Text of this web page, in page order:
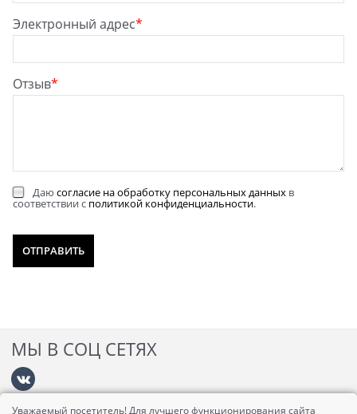
Электронный адрес
Отзыв
Даю согласие на обработку персональных данных в
соответствии с политикой конфиденциальности.
МЫ В СОЦ СЕТЯХ
Уважаемый посетитель! Для лучшего функционирования сайта